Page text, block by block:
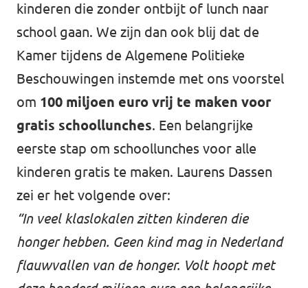
kinderen die zonder ontbijt of lunch naar
school gaan. We zijn dan ook blij dat de
Kamer tijdens de Algemene Politieke
Beschouwingen instemde met ons voorstel
om 100 miljoen euro vrij te maken voor
gratis schoollunches. Een belangrijke
eerste stap om schoollunches voor alle
kinderen gratis te maken. Laurens Dassen
zei er het volgende over:
“In veel klaslokalen zitten kinderen die
honger hebben. Geen kind mag in Nederland
flauwvallen van de honger. Volt hoopt met